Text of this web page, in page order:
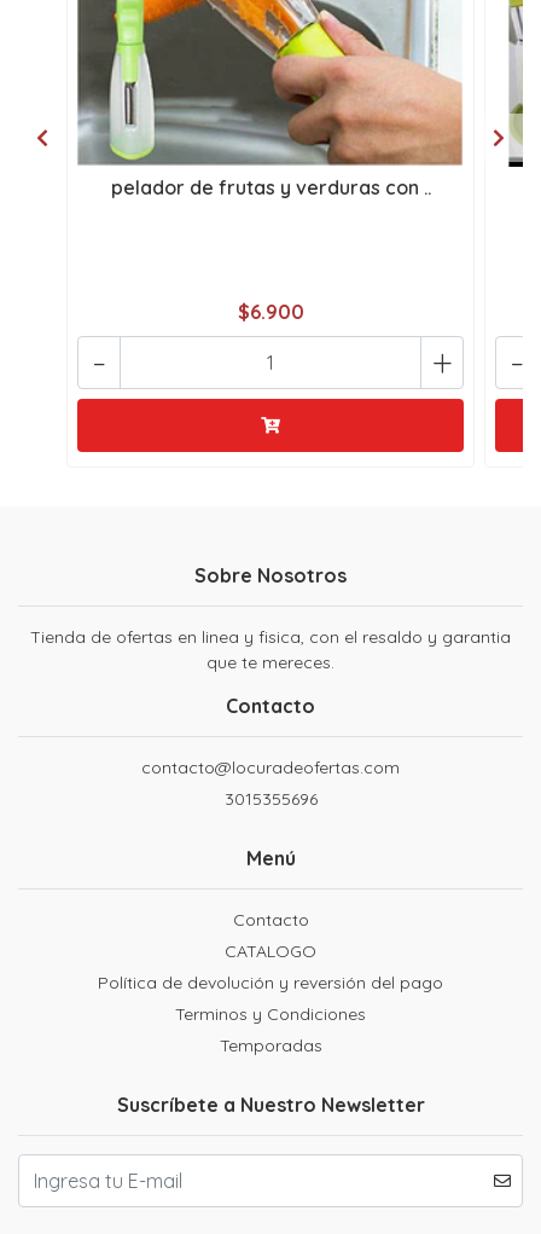
pelador de frutas y verduras con ..
$6.900
+
- -
Sobre Nosotros
Tienda de ofertas en linea y fisica, con el resaldo y garantia
que te mereces.
Contacto
contacto@locuradeofertas.com
3015355696
Menú
Contacto
CATALOGO
Política de devolución y reversión del pago
Terminos y Condiciones
Temporadas
Suscríbete a Nuestro Newsletter